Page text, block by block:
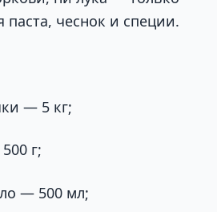
паста, чеснок и специи.
— 5 кг;
г;
— 500 мл;